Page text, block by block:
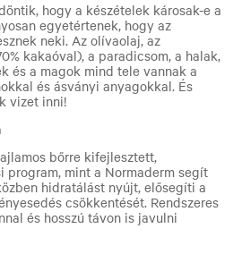
hogy a készételek károsak-e a
egyetértenek, hogy az
neki. Az olívaolaj, az
kakaóval), a paradicsom, a halak,
és a magok mind tele vannak a
és ásványi anyagokkal. És
vizet inni!
bőrre kifejlesztett,
program, mint a Normaderm segít
hidratálást nyújt, elősegíti a
csökkentését. Rendszeres
és hosszú távon is javulni